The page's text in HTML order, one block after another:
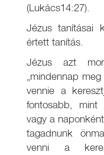
(Lukács14:27).
Jézus tanításai
értett tanítás.
Jézus azt
„mindennap
vennie a
fontosabb, mint
vagy a
tagadnunk
venni a